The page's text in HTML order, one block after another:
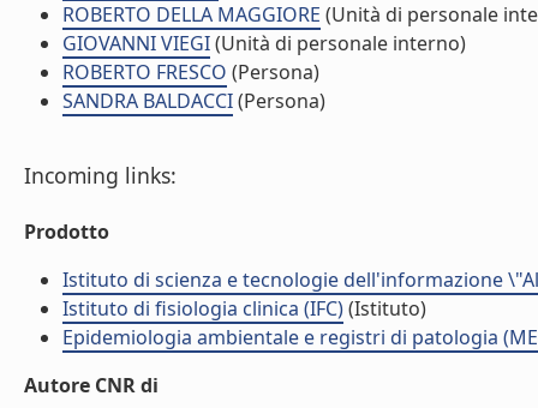
ROBERTO DELLA MAGGIORE (Unità di personale
GIOVANNI VIEGI(Unità di personale interno)
ROBERTO FRESCO (Persona)
SANDRA BALDACCI(Persona)
Incoming links:
Prodotto
Istituto di scienza e tecnologie dell'informazione
Istituto di fisiologia clinica (IFC)(Istituto)
Epidemiologia ambientale e registri di patologia
Autore CNR di